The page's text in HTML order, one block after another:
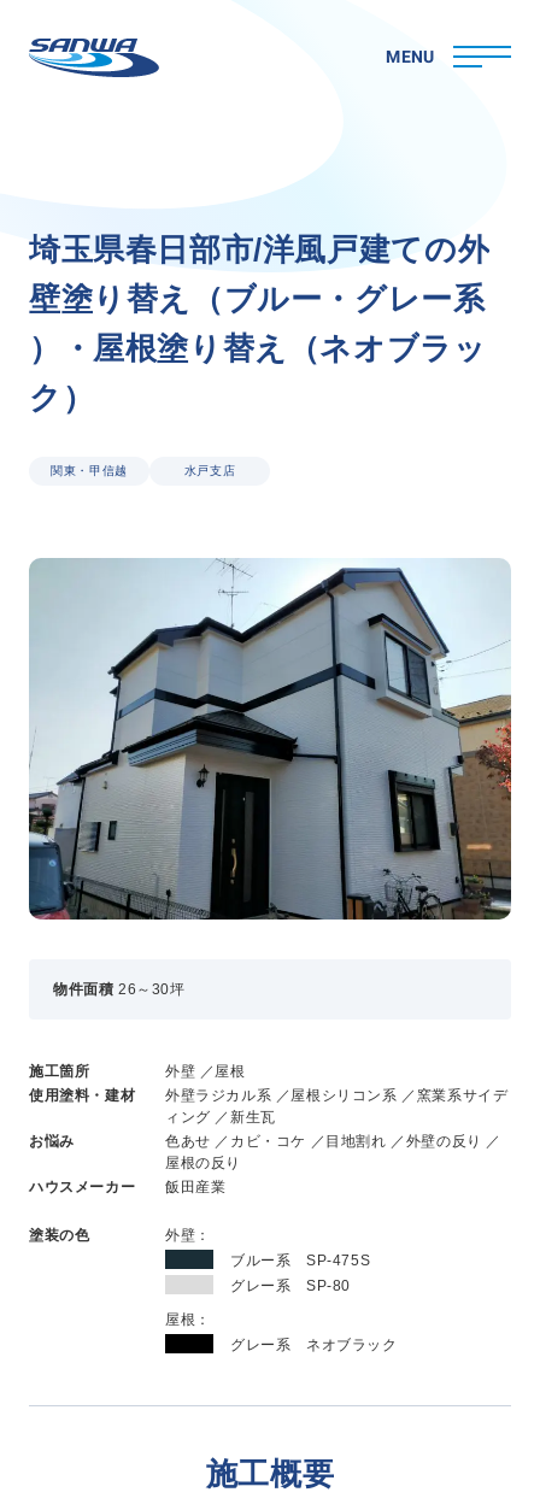
MENU
三和ペイントについて
理念
代表メッセージ
会社概要
拠点一覧
CSR
いえもる
外壁のミカタ（塗り替え相談所）
住まい探しのミカタ
施工事例
外壁セルフチェック
無料点検・お見積もり
採用情報
数字でわかる三和ペイント
福利厚生・社内イベント
新卒採用
中途採用
ニュース
よくある質問
お問い合わせ
簡単Web見積もり（無料）
埼玉県春 日部市/洋風 戸建ての外
壁塗り 替え （ブルー ・ グレー系
）
・ 屋根塗り 替え （ネオ ブラ ッ
ク ）
関東・甲信越 水戸支店
物件面積 26～30坪
施工箇所
外壁 ／屋根
使用塗料・建材
外壁ラジカル系 ／屋根シリコン系 ／窯業系サイデ
ィング ／新生瓦
お悩み
色あせ ／カビ・コケ ／目地割れ ／外壁の反り ／
屋根の反り
ハウスメーカー
飯田産業
塗装の色
外壁：
ブルー系 SP-475S
グレー系 SP-80
屋根：
グレー系 ネオブラック
施工概要